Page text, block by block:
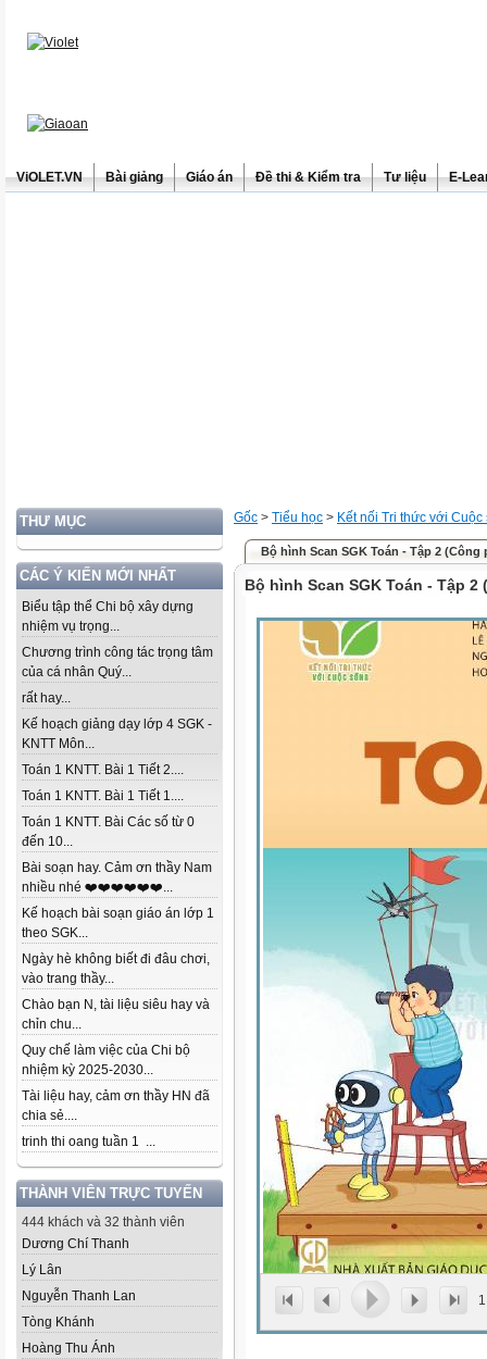
ViOLET.VN Bài giảng Giáo án Đề thi & Kiểm tra Tư liệu E-
THƯ MỤC
CÁC Ý KIẾN MỚI NHẤT
Biểu tập thể Chi bộ xây dựng
nhiệm vụ trọng...
Chương trình công tác trọng tâm
của cá nhân Quý...
rất hay...
Kế hoạch giảng dạy lớp 4 SGK -
KNTT Môn...
Toán 1 KNTT. Bài 1 Tiết 2....
Toán 1 KNTT. Bài 1 Tiết 1....
Toán 1 KNTT. Bài Các số từ 0
đến 10...
Bài soạn hay. Cảm ơn thầy Nam
nhiều nhé ❤️❤️❤️❤️❤️❤️...
Kế hoạch bài soạn giáo án lớp 1
theo SGK...
Ngày hè không biết đi đâu chơi,
vào trang thầy...
Chào bạn N, tài liệu siêu hay và
chỉn chu...
Quy chế làm việc của Chi bộ
nhiệm kỳ 2025-2030...
Tài liệu hay, cảm ơn thầy HN đã
chia sẻ....
trinh thi oang tuần 1 ...
THÀNH VIÊN TRỰC TUYẾN
444 khách và 32 thành viên
Dương Chí Thanh
Lý Lân
Nguyễn Thanh Lan
Tòng Khánh
Hoàng Thu Ánh
Gốc > Tiểu học > Kết nối Tri thức với Cuộc
Bộ hình Scan SGK Toán - Tập 2 (Công
Bộ hình Scan SGK Toán - Tập 2
1